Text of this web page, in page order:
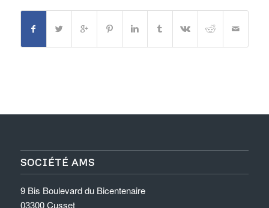
SOCIÉTÉ AMS
9 Bis Boulevard du Bicentenaire
03300 Cusset